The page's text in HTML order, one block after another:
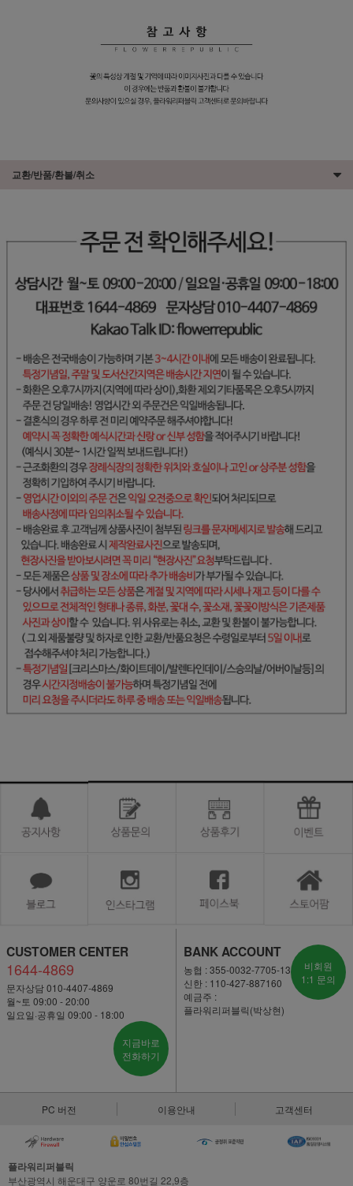
교환/반품/환불/취소
CUSTOMER CENTER
1644-4869
문자상담 010-4407-4869
월~토 09:00 - 20:00
일요일·공휴일 09:00 - 18:00
지금바로
전화하기
BANK ACCOUNT
농협 : 355-0032-7705-13
신한 : 110-427-887160
예금주 :
플라워리퍼블릭(박상현)
비회원
1:1 문의
PC 버전 이용안내 고객센터
플라워리퍼블릭
부산광역시 해운대구 양운로 80번길 22,9층